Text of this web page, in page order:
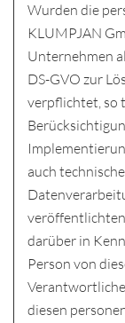
Wurden die
KLUMPJAN
Unternehmen
DS-GVO zur
verpflichtet, so
auch
darüber in
Person von
diesen